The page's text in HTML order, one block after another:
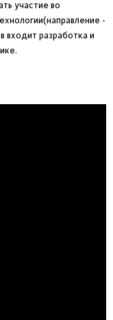
участие во
-
входит разработка и